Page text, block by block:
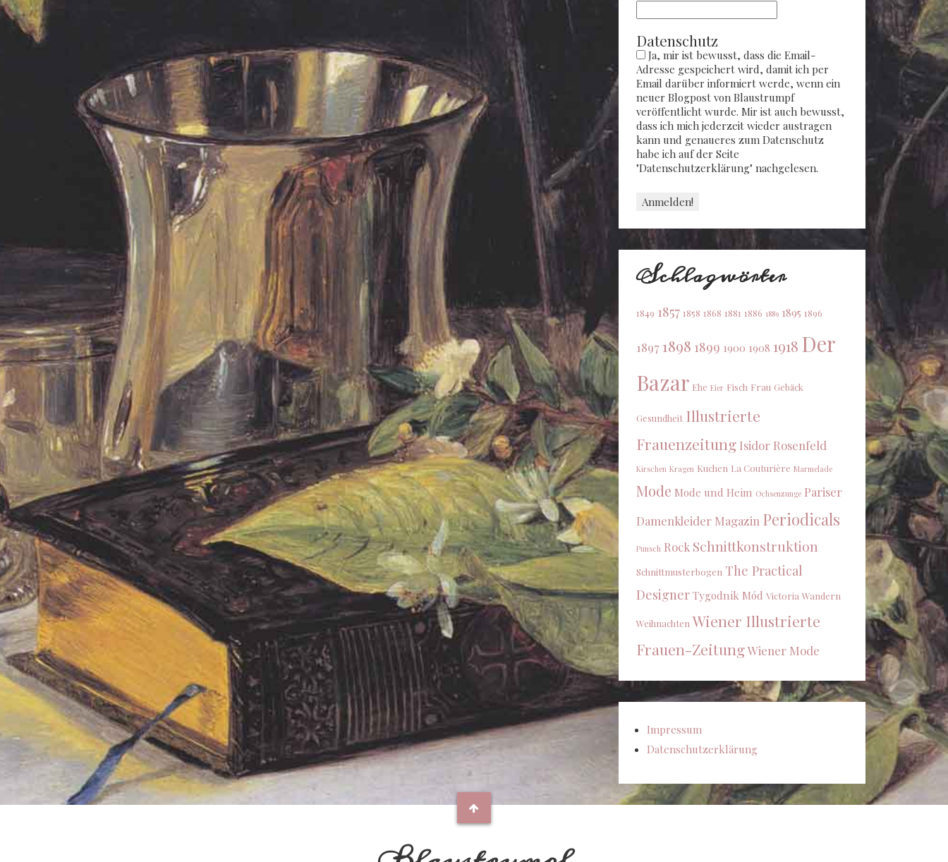
Datenschutz
Ja, mir ist bewusst, dass die Email-
Adresse gespeichert wird, damit ich per
Email darüber informiert werde, wenn ein
neuer Blogpost von Blaustrumpf
veröffentlicht wurde. Mir ist auch bewusst,
dass ich mich jederzeit wieder austragen
kann und genaueres zum Datenschutz
habe ich auf der Seite
"Datenschutzerklärung" nachgelesen.
Schlagwörter
1849 1857 1858 1868 1881 1886 1889 1895 1896
18971898 1899 1900 1908 1918 Der
Bazar Ehe Eier Fisch Frau Gebäck
Gesundheit Illustrierte
Frauenzeitung Isidor Rosenfeld
Kirschen Kragen Kuchen La Couturière Marmelade
Mode Mode und Heim Ochsenzunge Pariser
Damenkleider Magazin Periodicals
Punsch Rock Schnittkonstruktion
Schnittmusterbogen The Practical
Designer Tygodnik Mód Victoria Wandern
Weihnachten Wiener Illustrierte
Frauen-ZeitungWiener Mode
Impressum
Datenschutzerklärung